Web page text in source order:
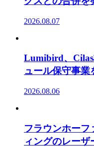
2026.08.07
Lumibird、
ュール保守事業
2026.08.06
フラウンホー
ィングのレー